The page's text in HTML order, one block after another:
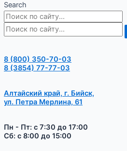
Search
8 (800) 350-70-03
8 (3854) 77-77-03
Алтайский край, г. Бийск,
ул. Петра Мерлина, 61
Пн - Пт: с 7:30 до 17:00
Сб: с 8:00 до 15:00